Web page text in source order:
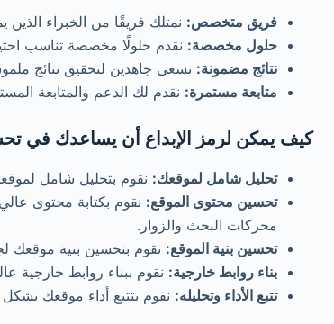
فريق متخصص: نمتلك فريقًا من الخبراء
حلول مخصصة: نقدم حلولًا مخصصة تناسب
نتائج مضمونة: نسعى جاهدين لتحقيق نتائج
متابعة مستمرة: نقدم لك الدعم والمتابعة
كيف يمكن لرمز الإبداع أن يساعدك في
تحليل شامل لموقعك: نقوم بتحليل شامل
تحسين محتوى الموقع: نقوم بكتابة محتوى
محركات البحث والزوار.
تحسين بنية الموقع: نقوم بتحسين بنية
بناء روابط خارجية: نقوم ببناء روابط خارجية
تتبع الأداء وتحليله: نقوم بتتبع أداء موقعك